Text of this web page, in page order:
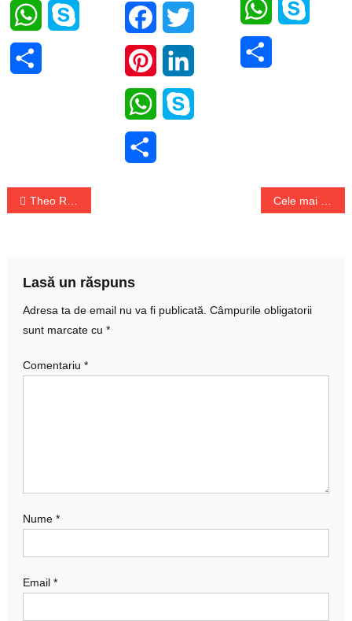
WhatsApp Facebook
Pinterest
WhatsApp
WhatsApp
Navigare
Theo Rose are parte de o sarcina dificila
Lasă un răspuns
Adresa ta de email nu va fi publicată. Câmpurile obligatorii
sunt marcate cu *
Comentariu *
Nume *
Email *